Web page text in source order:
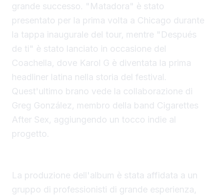
grande successo. "Matadora" è stato
presentato per la prima volta a Chicago durante
la tappa inaugurale del tour, mentre "Después
de ti" è stato lanciato in occasione del
Coachella, dove Karol G è diventata la prima
headliner latina nella storia del festival.
Quest'ultimo brano vede la collaborazione di
Greg González, membro della band Cigarettes
After Sex, aggiungendo un tocco indie al
progetto.
La produzione dell'album è stata affidata a un
gruppo di professionisti di grande esperienza,